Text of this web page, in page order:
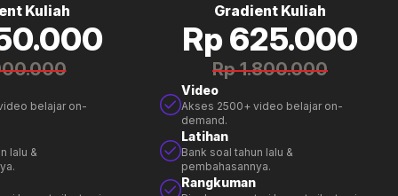
Kuliah
belajar on-
lalu &
Gradient Kuliah
Rp 625.000
Rp 1.800.000
Video
Akses 2500+ video belajar on-
demand.
Latihan
Bank soal tahun lalu &
pembahasannya.
Rangkuman